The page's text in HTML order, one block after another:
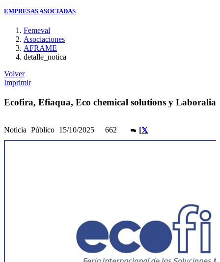
EMPRESAS ASOCIADAS
Femeval
Asociaciones
AFRAME
detalle_notica
Volver
Imprimir
Ecofira, Efiaqua, Eco chemical solutions y Laboralia
Noticia Público 15/10/2025 662